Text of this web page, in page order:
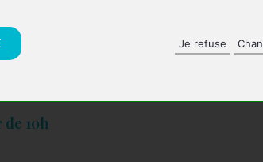
Je refuse
10h